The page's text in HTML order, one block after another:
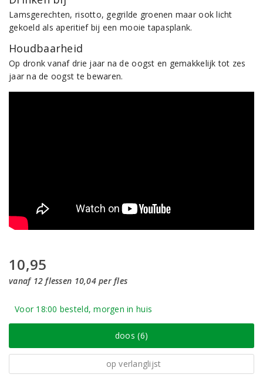
Lamsgerechten, risotto, gegrilde groenen maar ook licht
gekoeld als aperitief bij een mooie tapasplank.
Houdbaarheid
Op dronk vanaf drie jaar na de oogst en gemakkelijk tot zes
jaar na de oogst te bewaren.
10,95
vanaf 12 flessen 10,04 per fles
Voor 18:00 besteld, morgen in huis
doos (6)
op verlanglijst